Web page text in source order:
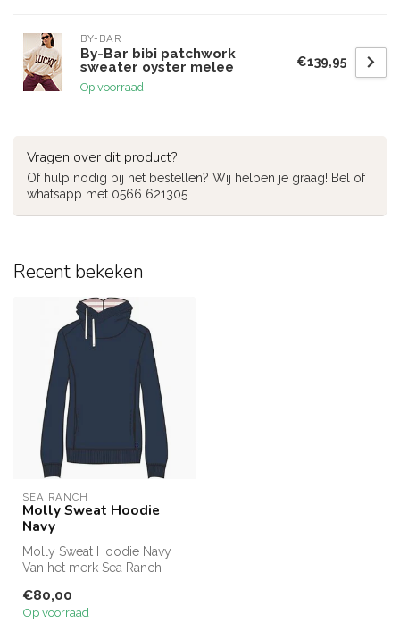
BY-BAR
By-Bar bibi patchwork
sweater oyster melee
Op voorraad
€139,95
Vragen over dit product?
Of hulp nodig bij het bestellen? Wij helpen je graag! Bel of
whatsapp met 0566 621305
Recent bekeken
SEA RANCH
Molly Sweat Hoodie
Navy
Molly Sweat Hoodie Navy
Van het merk Sea Ranch
€80,00
Op voorraad